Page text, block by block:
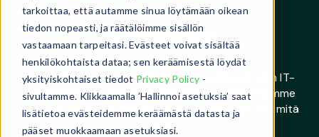
tarkoittaa, että autamme sinua löytämään oikean
tiedon nopeasti, ja räätälöimme sisällön
vastaamaan tarpeitasi. Evästeet voivat sisältää
henkilökohtaista dataa; sen keräämisestä löydät
yksityiskohtaiset tiedot Privacy Policy -
sivultamme. Klikkaamalla ’Hallinnoi asetuksia’ saat
lisätietoa evästeidemme keräämästä datasta ja
pääset muokkaamaan asetuksiasi.
3ConnectIT
Mikäli kaipaat saumatonta integraatiota omien IT-
järjestelmiesi ja meidän laitehallintajärjestelmämme
välille, 3ConnectIT-sovellusliittymää on juuri se, mitä
haet.